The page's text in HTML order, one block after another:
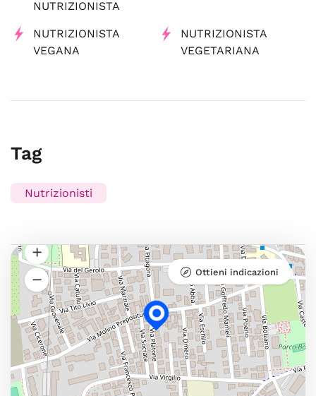
NUTRIZIONISTA
NUTRIZIONISTA
VEGANA
NUTRIZIONISTA
VEGETARIANA
Tag
Nutrizionisti
Ottieni indicazioni